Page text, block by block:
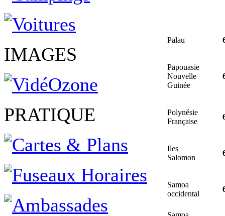
IMAGES
PRATIQUE
Palau
Papouasie
Nouvelle
Guinée
Polynésie
Française
Iles
Salomon
Samoa
occidental